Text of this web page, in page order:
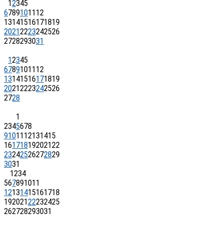
12345
67891011 12
13141516171819
20212223242526
2728293031
12345
67891011 12
13141516171819
20212223242526
2728
1
2345678
91011 12131415
16171819202122
23242526272829
3031
1234
567891011
12131415161718
19202122232425
262728293031